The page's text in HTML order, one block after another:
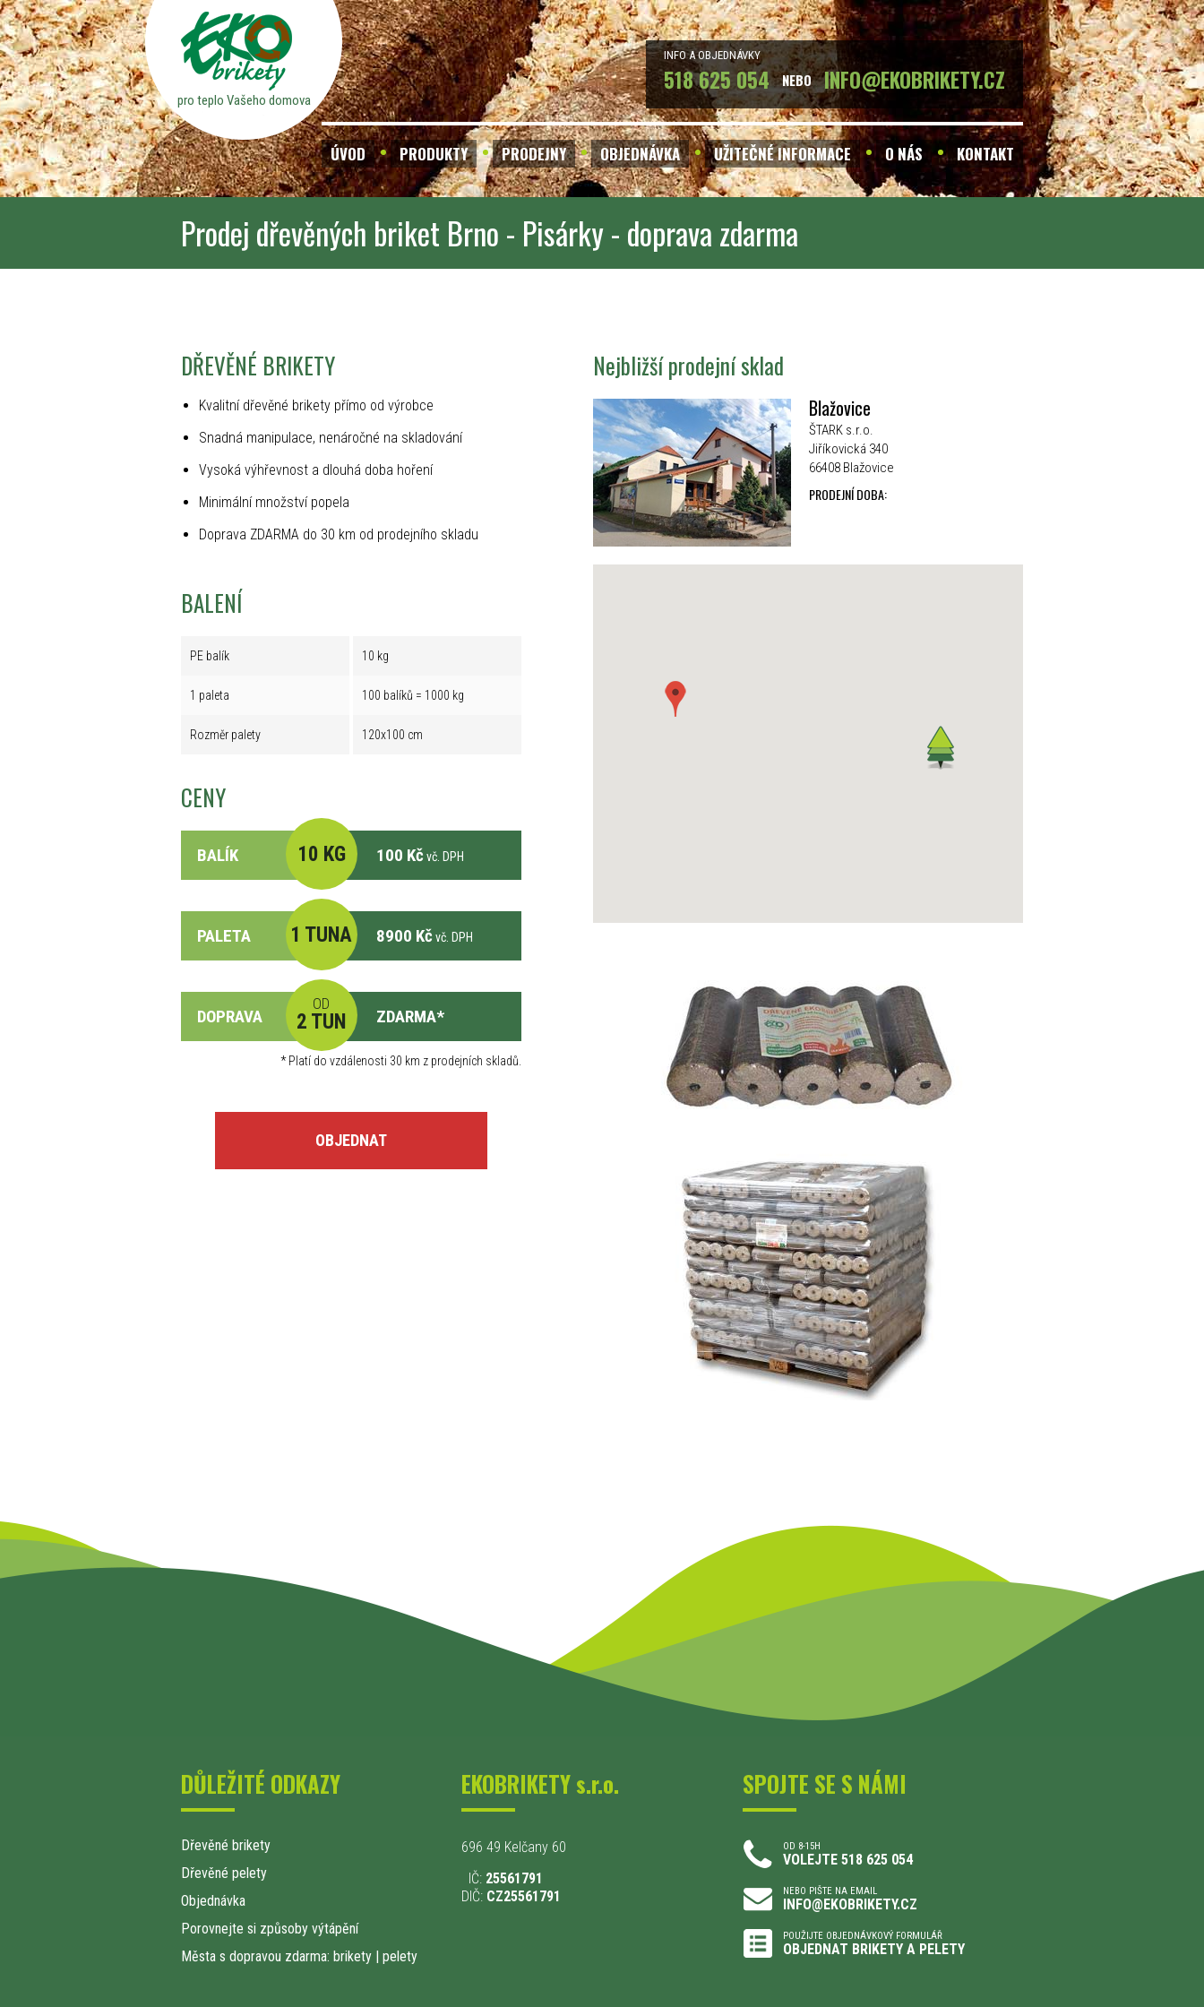
pro teplo Vašeho domova
INFO A OBJEDNÁVKY
518 625 054 NEBO INFO@EKOBRIKETY.CZ
ÚVOD PRODUKTY PRODEJNY OBJEDNÁVKA UŽITEČNÉ INFORMACE O NÁS KONTAKT
Prodej dřevěných briket Brno - Pisárky - doprava zdarma
DŘEVĚNÉ BRIKETY
Kvalitní dřevěné brikety přímo od výrobce
Snadná manipulace, nenáročné na skladování
Vysoká výhřevnost a dlouhá doba hoření
Minimální množství popela
Doprava ZDARMA do 30 km od prodejního skladu
BALENÍ
PE balík 10 kg
1 paleta 100 balíků = 1000 kg
Rozměr palety 120x100 cm
CENY
BALÍK 10 KG 100 Kč vč. DPH
PALETA 1 TUNA 8900 Kč vč. DPH
DOPRAVA
OD
2 TUN ZDARMA*
*Platí do vzdálenosti 30 km z prodejních skladů.
OBJEDNAT
Nejbližší prodejní sklad
Blažovice
ŠTARK s.r.o.
Jiříkovická 340
66408 Blažovice
PRODEJNÍ DOBA:
DŮLEŽITÉ ODKAZY
Dřevěné brikety
Dřevěné pelety
Objednávka
Porovnejte si způsoby výtápění
Města s dopravou zdarma: brikety | pelety
EKOBRIKETY s.r.o.
696 49 Kelčany 60
IČ: 25561791
DIČ: CZ25561791
SPOJTE SE S NÁMI
OD 8-15H
VOLEJTE 518 625 054
NEBO PIŠTE NA EMAIL
INFO@EKOBRIKETY.CZ
POUŽIJTE OBJEDNÁVKOVÝ FORMULÁŘ
OBJEDNAT BRIKETY A PELETY